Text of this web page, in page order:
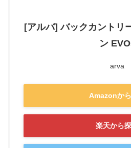
[アルバ] バックカントリ
ン
arva
Amazonか
楽天から